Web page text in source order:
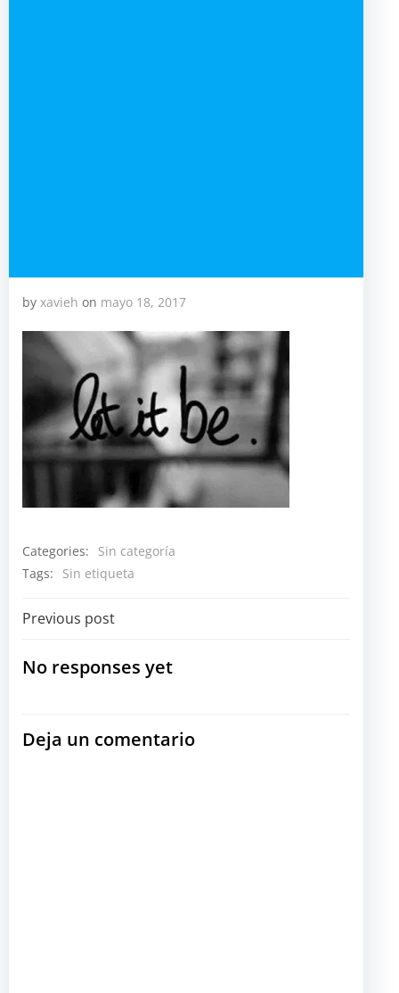
by xavieh on mayo 18, 2017
Categories:
Sin categoría
Tags:
Sin etiqueta
Navegación
por
entradas
Previous post
No responses yet
Deja un comentario